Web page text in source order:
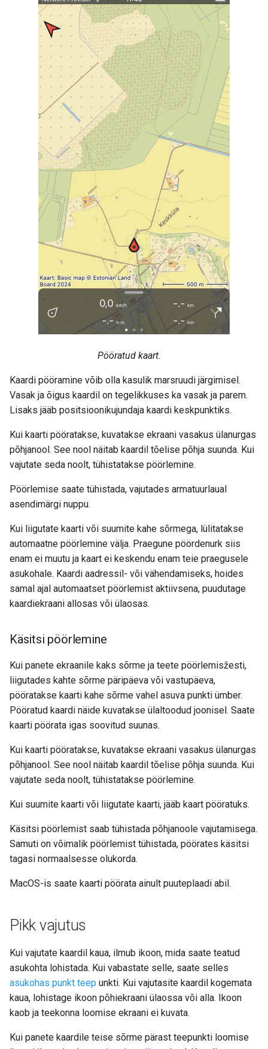
Pööratud kaart.
Kaardi pööramine võib olla kasulik marsruudi järgimisel.
Vasak ja õigus kaardil on tegelikkuses ka vasak ja parem.
Lisaks jääb positsioonikujundaja kaardi keskpunktiks.
Kui kaarti pööratakse, kuvatakse ekraani vasakus ülanurgas
põhjanool. See nool näitab kaardil tõelise põhja suunda. Kui
vajutate seda noolt, tühistatakse pöörlemine.
Pöörlemise saate tühistada, vajutades armatuurlaual
asendimärgi nuppu.
Kui liigutate kaarti või suumite kahe sõrmega, lülitatakse
automaatne pöörlemine välja. Praegune pöördenurk siis
enam ei muutu ja kaart ei keskendu enam teie praegusele
asukohale. Kaardi aadressil- või vähendamiseks, hoides
samal ajal automaatset pöörlemist aktiivsena, puudutage
kaardiekraani allosas või ülaosas.
Käsitsi pöörlemine
Kui panete ekraanile kaks sõrme ja teete pöörlemisžesti,
liigutades kahte sõrme päripäeva või vastupäeva,
pööratakse kaarti kahe sõrme vahel asuva punkti ümber.
Pööratud kaardi näide kuvatakse ülaltoodud joonisel. Saate
kaarti pöörata igas soovitud suunas.
Kui kaarti pööratakse, kuvatakse ekraani vasakus ülanurgas
põhjanool. See nool näitab kaardil tõelise põhja suunda. Kui
vajutate seda noolt, tühistatakse pöörlemine.
Kui suumite kaarti või liigutate kaarti, jääb kaart pööratuks.
Käsitsi pöörlemist saab tühistada põhjanoole vajutamisega.
Samuti on võimalik pöörlemist tühistada, pöörates käsitsi
tagasi normaalsesse olukorda.
MacOS-is saate kaarti pöörata ainult puuteplaadi abil.
Pikk vajutus
Kui vajutate kaardil kaua, ilmub ikoon, mida saate teatud
asukohta lohistada. Kui vabastate selle, saate selles
asukohas punkt teep unkti. Kui vajutasite kaardil kogemata
kaua, lohistage ikoon põhiekraani ülaossa või alla. Ikoon
kaob ja teekonna loomise ekraani ei kuvata.
Kui panete kaardile teise sõrme pärast teepunkti loomise